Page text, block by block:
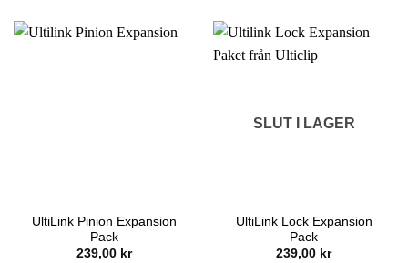
UltiLink Pinion Expansion
Pack
239,00 kr
SLUT I LAGER
UltiLink Lock Expansion
Pack
239,00 kr